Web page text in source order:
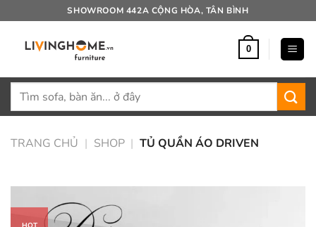
qua
SHOWROOM 442A CỘNG HÒA, TÂN BÌNH
0
Tìm
TRANG CHỦ | SHOP | TỦ QUẦN ÁO DRIVEN